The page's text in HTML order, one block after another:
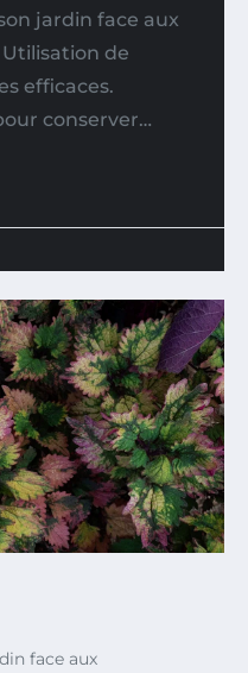
jardin face aux
de
efficaces.
conserver…
face aux